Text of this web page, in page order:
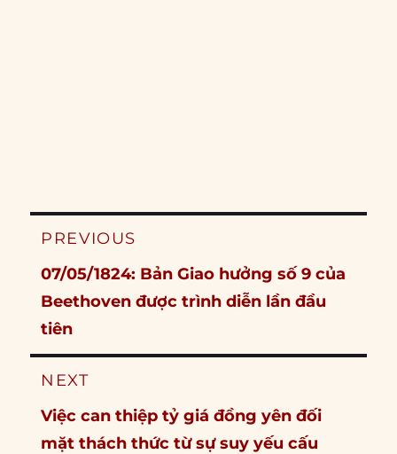
Post
PREVIOUS
Previous
post:
07/05/1824: Bản Giao hưởng số 9 của
Beethoven được trình diễn lần đầu
tiên
NEXT
Next
post:
Việc can thiệp tỷ giá đồng yên đối
mặt thách thức từ sự suy yếu cấu